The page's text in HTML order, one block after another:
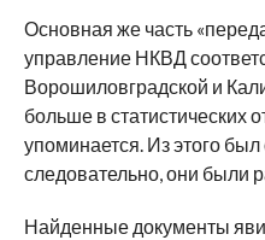
Основная же часть
управление НКВД
Ворошиловградской и
больше в статистических
упоминается. Из этого
следовательно, они были
Найденные документы